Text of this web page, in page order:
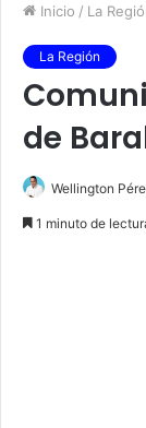
Inicio / La
La Región
de
Wellington
1 minuto de